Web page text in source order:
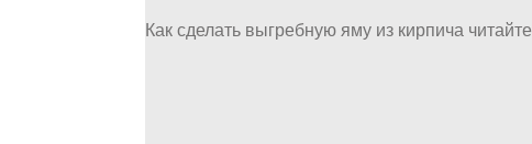
Как сделать выгребную яму из кирпича читайте